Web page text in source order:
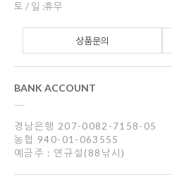
토 / 일 :휴무
상품문의
BANK ACCOUNT
경남은행 207-0082-7158-05
농협 940-01-063555
예금주 : 연규설(88낚시)